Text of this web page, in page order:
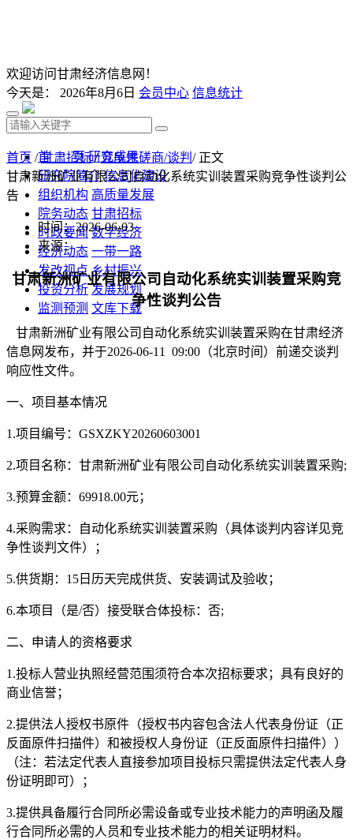
欢迎访问甘肃经济信息网！
今天是： 2026年8月6日 会员中心 信息统计
首 页 研究成果
研究院简介 信息化建设
组织机构 高质量发展
院务动态 甘肃招标
时政要闻 数字经济
经济动态 一带一路
发改视点 乡村振兴
投资分析 发展规划
监测预测 文库下载
首页 /甘肃招标/竞争性磋商/谈判 / 正文
甘肃新洲矿业有限公司自动化系统实训装置采购竞争性谈判公
告
时间：2026-06-03
来源：
甘肃新洲矿业有限公司自动化系统实训装置采购竞
争性谈判公告
甘肃新洲矿业有限公司自动化系统实训装置采购在甘肃经济
信息网发布，并于2026-06-11 09:00（北京时间）前递交谈判
响应性文件。
一、项目基本情况
1.项目编号： GSXZKY20260603001
2.项目名称： 甘肃新洲矿业有限公司自动化系统实训装置采购;
3.预算金额： 69918.00元；
4.采购需求：自动化系统实训装置采购（具体谈判内容详见竞
争性谈判文件）；
5.供货期 ： 15日历天完成供货、安装调试及验收；
6.本项目（是/否）接受联合体投标：否;
二、申请人的资格要求
1.投标人营业执照经营范围须符合本次招标要求；具有良好的
商业信誉；
2.提供法人授权书原件（授权书内容包含法人代表身份证（正
反面原件扫描件）和被授权人身份证（正反面原件扫描件））
（注：若法定代表人直接参加项目投标只需提供法定代表人身
份证明即可）；
3.提供具备履行合同所必需设备或专业技术能力的声明函及履
行合同所必需的人员和专业技术能力的相关证明材料。